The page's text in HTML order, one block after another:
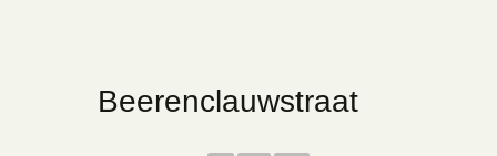
Beerenclauwstraat